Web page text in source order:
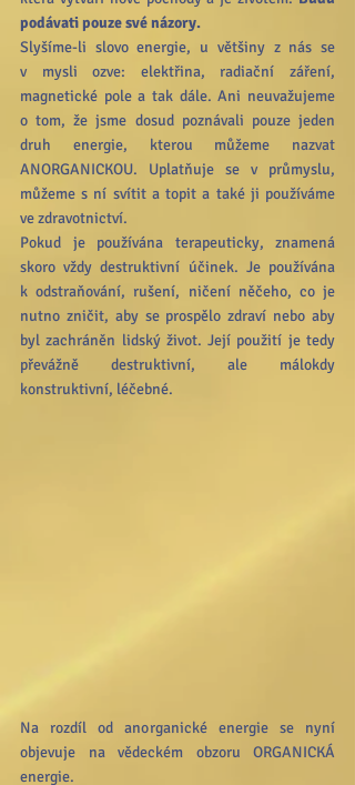
podávati pouze své názory.
Slyšíme-li slovo energie, u většiny z nás se
v mysli ozve: elektřina, radiační záření,
magnetické pole a tak dále. Ani neuvažujeme
o tom, že jsme dosud poznávali pouze jeden
druh energie, kterou můžeme nazvat
ANORGANICKOU. Uplatňuje se v průmyslu,
můžeme s ní svítit a topit a také ji používáme
ve zdravotnictví.
Pokud je používána terapeuticky, znamená
skoro vždy destruktivní účinek. Je používána
k odstraňování, rušení, ničení něčeho, co je
nutno zničit, aby se prospělo zdraví nebo aby
byl zachráněn lidský život. Její použití je tedy
převážně destruktivní, ale málokdy
konstruktivní, léčebné.
Na rozdíl od anorganické energie se nyní
objevuje na vědeckém obzoru ORGANICKÁ
energie.